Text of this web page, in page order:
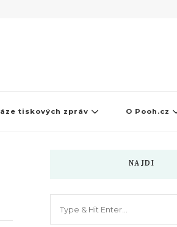
tiskových zpráv O Pooh.cz
NAJDI